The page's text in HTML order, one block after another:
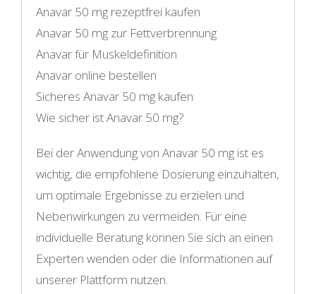
Anavar 50 mg rezeptfrei kaufen
Anavar 50 mg zur Fettverbrennung
Anavar für Muskeldefinition
Anavar online bestellen
Sicheres Anavar 50 mg kaufen
Wie sicher ist Anavar 50 mg?
Bei der Anwendung von Anavar 50 mg ist es
wichtig, die empfohlene Dosierung einzuhalten,
um optimale Ergebnisse zu erzielen und
Nebenwirkungen zu vermeiden. Für eine
individuelle Beratung können Sie sich an einen
Experten wenden oder die Informationen auf
unserer Plattform nutzen.